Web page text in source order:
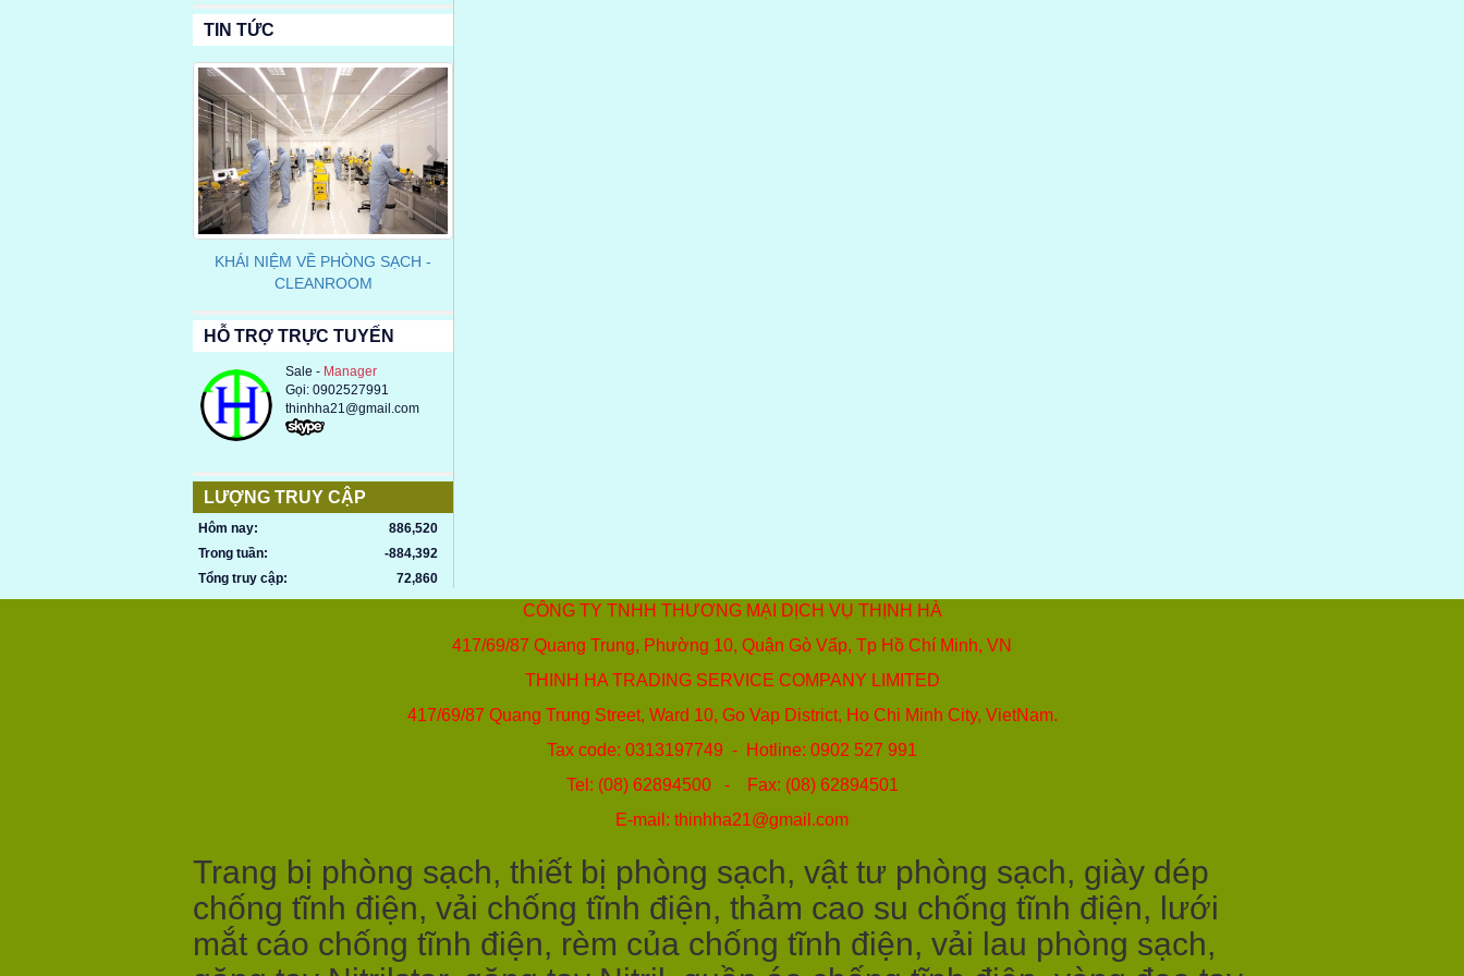
TIN TỨC
KHÁI NIỆM VỀ PHÒNG SẠCH -
CLEANROOM
Previous Next
HỖ TRỢ TRỰC TUYẾN
Sale - Manager
Gọi: 0902527991
thinhha21@gmail.com
LƯỢNG TRUY CẬP
Hôm nay:
886,520
Trong tuần:
-884,392
Tổng truy cập:
72,860
CÔNG TY TNHH THƯƠNG MẠI DỊCH VỤ THỊNH HÀ
417/69/87 Quang Trung, Phường 10, Quận Gò Vấp, Tp Hồ Chí Minh, VN
THINH HA TRADING SERVICE COMPANY LIMITED
417/69/87 Quang Trung Street, Ward 10, Go Vap District, Ho Chi Minh City, VietNam.
Tax code: 0313197749 - Hotline: 0902 527 991
Tel: (08) 62894500 - Fax: (08) 62894501
E-mail: thinhha21@gmail.com
Trang bị phòng sạch, thiết bị phòng sạch, vật tư phòng sạch, giày dép
chống tĩnh điện, vải chống tĩnh điện, thảm cao su chống tĩnh điện, lưới
mắt cáo chống tĩnh điện, rèm của chống tĩnh điện, vải lau phòng sạch,